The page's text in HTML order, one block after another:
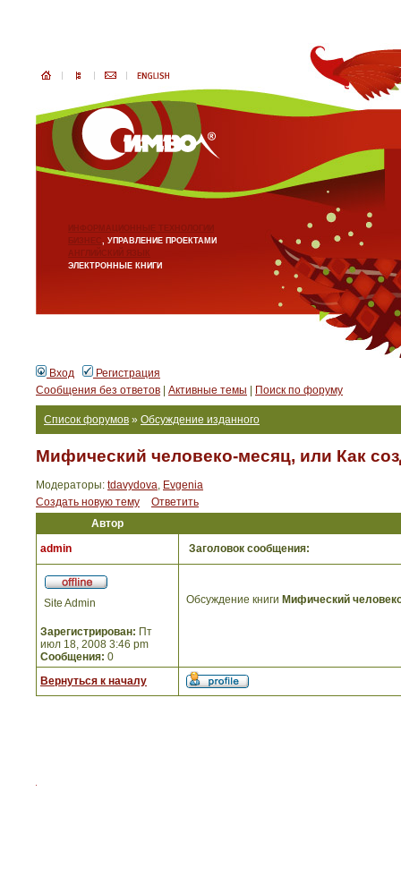
ИНФОРМАЦИОННЫЕ ТЕХНОЛОГИИ
БИЗНЕС, УПРАВЛЕНИЕ ПРОЕКТАМИ
АНГЛИЙСКИЙ ЯЗЫК
ЭЛЕКТРОННЫЕ КНИГИ
Вход
Регистрация
Сообщения без ответов
Активные темы Поиск по форуму
Список форумов » Обсуждение изданного
Мифический человеко-месяц, или Как
Модераторы: tdavydova, Evgenia
Создать новую тему
Ответить
Автор
admin
Заголовок сообщения:
Site Admin
Зарегистрирован: Пт
июл 18, 2008 3:46 pm
Сообщения: 0
Обсуждение книги Мифический
Вернуться к началу